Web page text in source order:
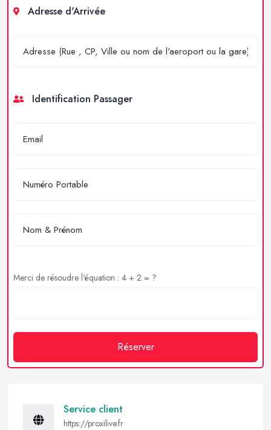
Adresse d'Arrivée
Identification Passager
Merci de résoudre l'équation : 4 + 2 = ?
Réserver
Service client
https://proxilive.fr